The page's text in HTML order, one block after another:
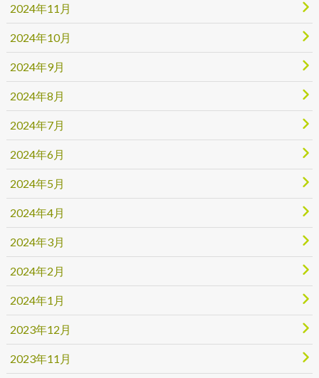
2024年11月
2024年10月
2024年9月
2024年8月
2024年7月
2024年6月
2024年5月
2024年4月
2024年3月
2024年2月
2024年1月
2023年12月
2023年11月